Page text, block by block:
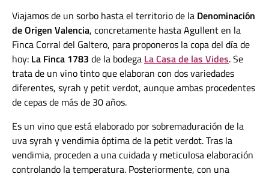
Viajamos de un sorbo hasta el territorio de la Denominación
de Origen Valencia, concretamente hasta Agullent en la
Finca Corral del Galtero, para proponeros la copa del día de
hoy: La Finca 1783 de la bodega La Casa de las Vides. Se
trata de un vino tinto que elaboran con dos variedades
diferentes, syrah y petit verdot, aunque ambas procedentes
de cepas de más de 30 años.
Es un vino que está elaborado por sobremaduración de la
uva syrah y vendimia óptima de la petit verdot. Tras la
vendimia, proceden a una cuidada y meticulosa elaboración
controlando la temperatura. Posteriormente, con una